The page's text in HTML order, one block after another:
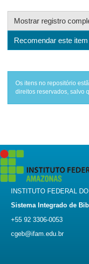
Mostrar registro
Recomendar este item
Os itens no repositório
direitos reservados, salvo
INSTITUTO FEDERAL
Sistema Integrado de
+55 92 3306-0053
cgeb@ifam.edu.br